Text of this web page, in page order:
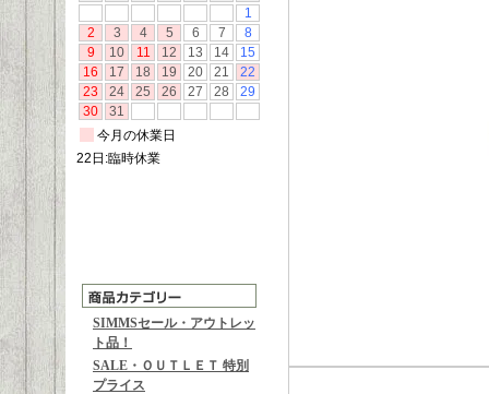
SIMMSセール・アウトレッ
ト品！
SALE・ＯＵＴＬＥＴ 特別
プライス